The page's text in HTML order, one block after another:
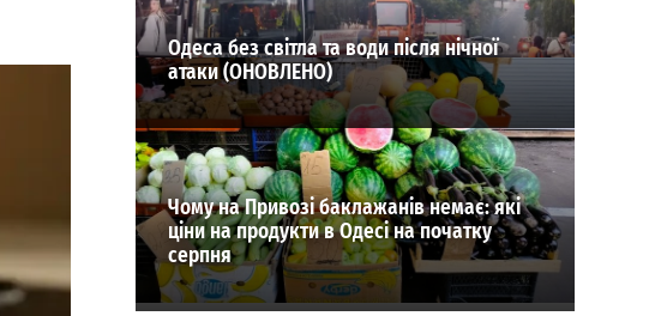
Одеса без світла та води після нічної
атаки (ОНОВЛЕНО)
Чому на Привозі баклажанів немає: які
ціни на продукти в Одесі на початку
серпня